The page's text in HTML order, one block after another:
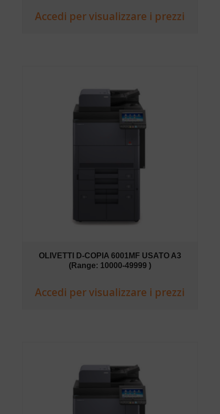
Accedi per visualizzare i prezzi
OLIVETTI D-COPIA 6001MF USATO A3
(Range: 10000-49999 )
Accedi per visualizzare i prezzi